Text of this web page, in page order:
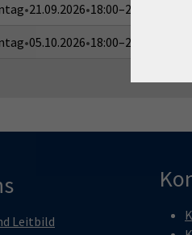
•21.09.2026•18:00–21:00 Uhr
•05.10.2026•18:00–21:00 Uhr
Leitbild